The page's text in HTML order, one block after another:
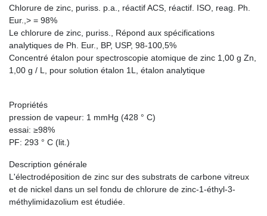
Chlorure de zinc, puriss. p.a., réactif ACS, réactif. ISO, reag. Ph.
Eur.,> = 98%
Le chlorure de zinc, puriss., Répond aux spécifications
analytiques de Ph. Eur., BP, USP, 98-100,5%
Concentré étalon pour spectroscopie atomique de zinc 1,00 g Zn,
1,00 g / L, pour solution étalon 1L, étalon analytique
Propriétés
pression de vapeur: 1 mmHg (428 ° C)
essai: ≥98%
PF: 293 ° C (lit.)
Description générale
L'électrodéposition de zinc sur des substrats de carbone vitreux
et de nickel dans un sel fondu de chlorure de zinc-1-éthyl-3-
méthylimidazolium est étudiée.